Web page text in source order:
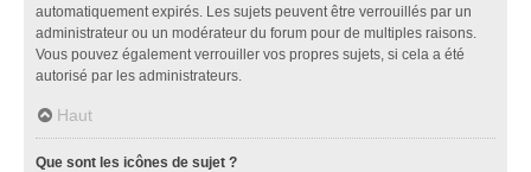
automatiquement expirés. Les sujets peuvent être verrouillés par un
administrateur ou un modérateur du forum pour de multiples raisons.
Vous pouvez également verrouiller vos propres sujets, si cela a été
autorisé par les administrateurs.
Haut
Que sont les icônes de sujet ?